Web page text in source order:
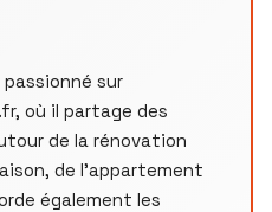
sur
où il partage des
de la rénovation
de l’appartement
également les